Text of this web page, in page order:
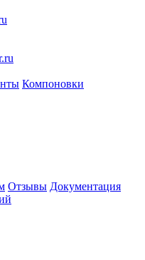
Компоновки
Отзывы Документация